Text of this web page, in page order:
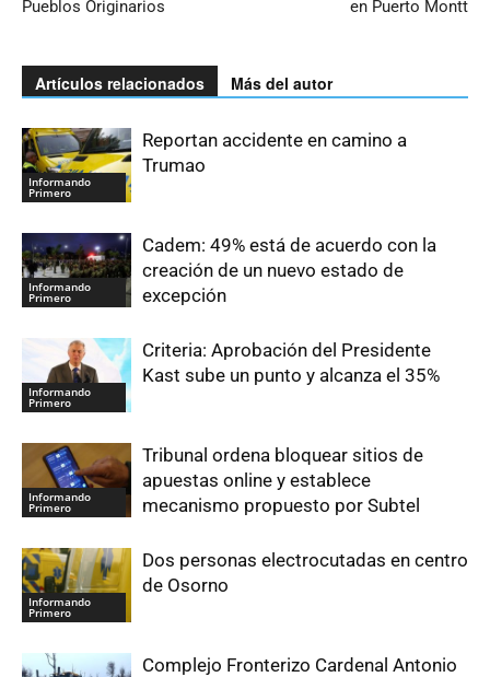
Pueblos Originarios
en Puerto Montt
Artículos relacionados Más del autor
Informando
Primero
Reportan accidente en camino a
Trumao
Informando
Primero
Cadem: 49% está de acuerdo con la
creación de un nuevo estado de
excepción
Informando
Primero
Criteria: Aprobación del Presidente
Kast sube un punto y alcanza el 35%
Informando
Primero
Tribunal ordena bloquear sitios de
apuestas online y establece
mecanismo propuesto por Subtel
Informando
Primero
Dos personas electrocutadas en centro
de Osorno
Complejo Fronterizo Cardenal Antonio